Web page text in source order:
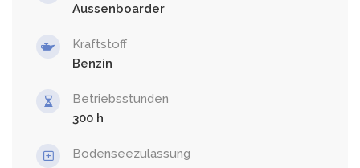
Aussenboarder
Kraftstoff
Benzin
Betriebsstunden
300
Bodenseezulassung